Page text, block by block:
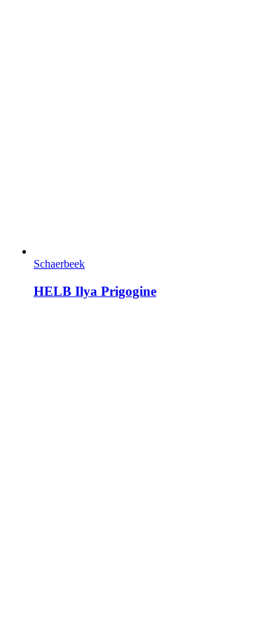
Schaerbeek
HELB Ilya Prigogine